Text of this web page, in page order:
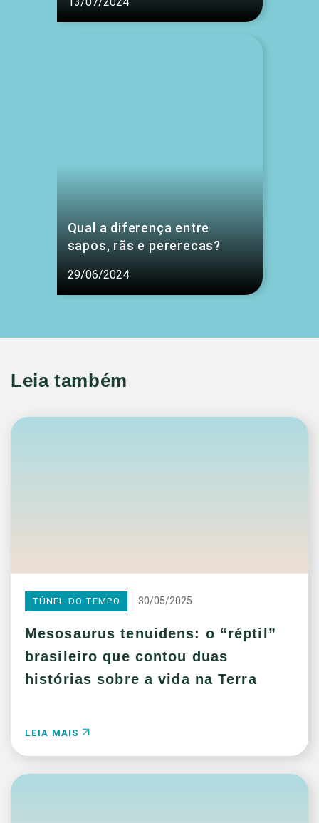
Qual a diferença entre
sapos, rãs e pererecas?
29/06/2024
Leia também
TÚNEL DO TEMPO 30/05/2025
Mesosaurus tenuidens: o “réptil”
brasileiro que contou duas
histórias sobre a vida na Terra
LEIA MAIS